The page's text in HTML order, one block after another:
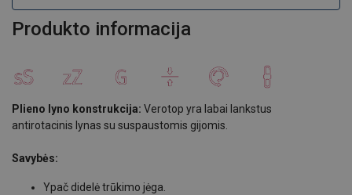
Produkto informacija
Plieno lyno konstrukcija: Verotop yra labai lankstus
antirotacinis lynas su suspaustomis gijomis.
Savybės:
Ypač didelė trūkimo jėga.